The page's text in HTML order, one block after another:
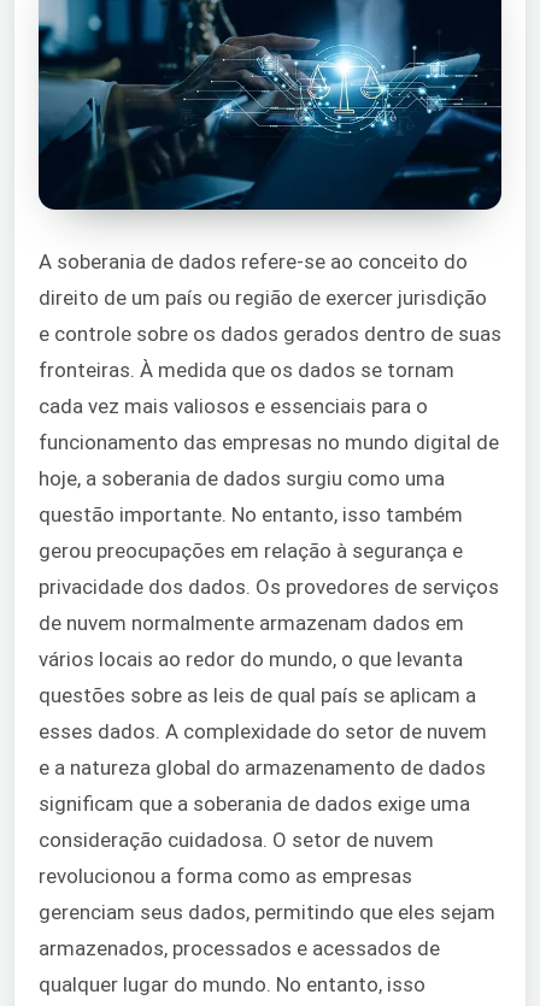
A soberania de dados refere-se ao conceito do
direito de um país ou região de exercer jurisdição
e controle sobre os dados gerados dentro de suas
fronteiras. À medida que os dados se tornam
cada vez mais valiosos e essenciais para o
funcionamento das empresas no mundo digital de
hoje, a soberania de dados surgiu como uma
questão importante. No entanto, isso também
gerou preocupações em relação à segurança e
privacidade dos dados. Os provedores de serviços
de nuvem normalmente armazenam dados em
vários locais ao redor do mundo, o que levanta
questões sobre as leis de qual país se aplicam a
esses dados. A complexidade do setor de nuvem
e a natureza global do armazenamento de dados
significam que a soberania de dados exige uma
consideração cuidadosa. O setor de nuvem
revolucionou a forma como as empresas
gerenciam seus dados, permitindo que eles sejam
armazenados, processados e acessados de
qualquer lugar do mundo. No entanto, isso